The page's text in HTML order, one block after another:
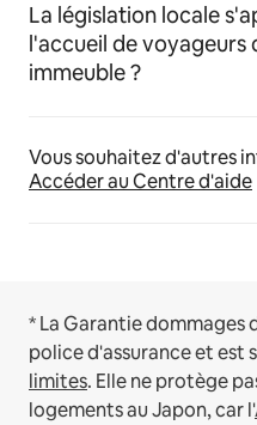
La législation locale
l'accueil de voyageurs
immeuble ?
Vous souhaitez d'autres
Accéder au Centre d'aide
* La Garantie dommages
police d'assurance et est
limites. Elle ne protège
logements au Japon, car l'